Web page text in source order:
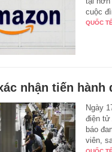
cuộc
QUỐC
nhận tiến
Ngày
điện tử
báo
viên,